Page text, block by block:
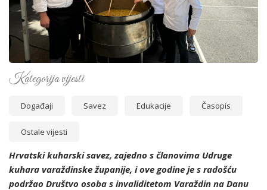
Kategorija vijesti
Događaji Savez Edukacije Časopis
Ostale vijesti
Hrvatski kuharski savez, zajedno s članovima Udruge
kuhara varaždinske županije, i ove godine je s radošću
podržao Društvo osoba s invaliditetom Varaždin na Danu